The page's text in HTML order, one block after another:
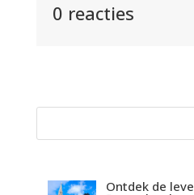
0 reacties
Ontdek de